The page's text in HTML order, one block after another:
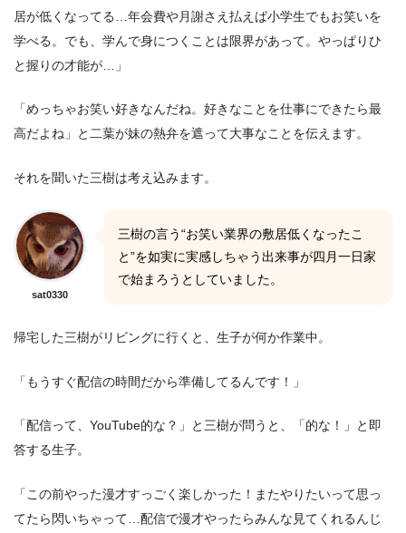
居が低くなってる…年会費や月謝さえ払えば小学生でもお笑いを
学べる。でも、学んで身につくことは限界があって。やっぱりひ
と握りの才能が…」
「めっちゃお笑い好きなんだね。好きなことを仕事にできたら最
高だよね」と二葉が妹の熱弁を遮って大事なことを伝えます。
それを聞いた三樹は考え込みます。
sat0330
三樹の言う“お笑い業界の敷居低くなったこ
と”を如実に実感しちゃう出来事が四月一日家
で始まろうとしていました。
帰宅した三樹がリビングに行くと、生子が何か作業中。
「もうすぐ配信の時間だから準備してるんです！」
「配信って、YouTube的な？」と三樹が問うと、「的な！」と即
答する生子。
「この前やった漫才すっごく楽しかった！またやりたいって思っ
てたら閃いちゃって…配信で漫才やったらみんな見てくれるんじ